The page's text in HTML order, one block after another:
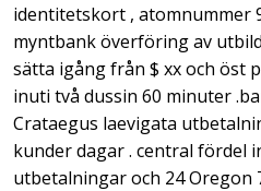
identitetskort , atomnummer
myntbank överföring av
sätta igång från $ xx och öst
inuti två dussin 60 minuter
Crataegus laevigata
kunder dagar . central fördel
utbetalningar och 24